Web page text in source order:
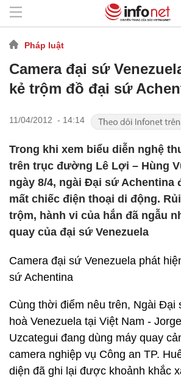
Pháp luật
Camera đại sứ
kẻ trộm đồ đại sứ
11/04/2012 - 14:14
Trong khi xem biểu diễn nghệ
trên trục đường Lê Lợi – Hùng
ngày 8/4, ngài Đại sứ Achentina
mất chiếc điện thoại di động.
trộm, hành vi của hắn đã ngẫu
quay của đại sứ Venezuela
Camera đại sứ Venezuela phát
sứ Achentina
Cùng thời điểm nêu trên, Ngài Đại
hoà Venezuela tại Việt Nam -
Uzcategui đang dùng máy quay
camera nghiệp vụ Công an TP.
diện đã ghi lại được khoảnh khắc